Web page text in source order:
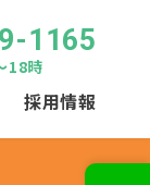
採用情報
1165
18時